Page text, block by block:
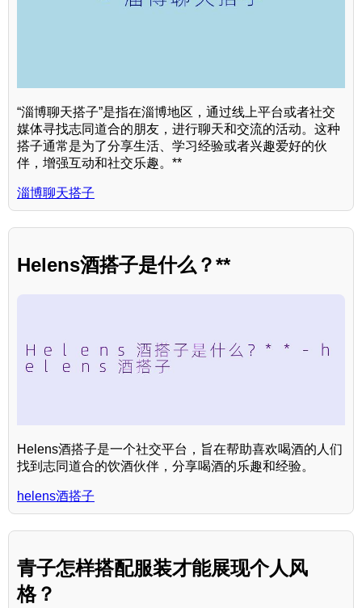
“淄博聊天搭子”是指在淄博地区，通过线上平台或者社交
媒体寻找志同道合的朋友，进行聊天和交流的活动。这种
搭子通常是为了分享生活、学习经验或者兴趣爱好的伙
伴，增强互动和社交乐趣。**
淄博聊天搭子
Helens酒搭子是什么？**
Helens酒搭子是一个社交平台，旨在帮助喜欢喝酒的人们
找到志同道合的饮酒伙伴，分享喝酒的乐趣和经验。
helens酒搭子
青子怎样搭配服装才能展现个人风
格？